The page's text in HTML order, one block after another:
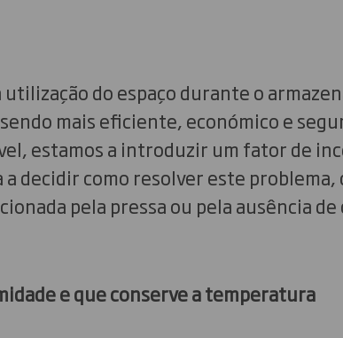
do espaço durante o
mais eficiente, económico e
estamos a introduzir um fator de
decidir como resolver este
pela pressa ou pela ausência
e que conserve a temperatura